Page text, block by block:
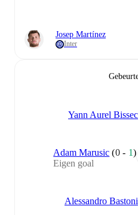
Josep Martínez
Inter
Yann Aurel
Adam Marusic (0- 1)
Eigen goal
Alessandro Bastoni